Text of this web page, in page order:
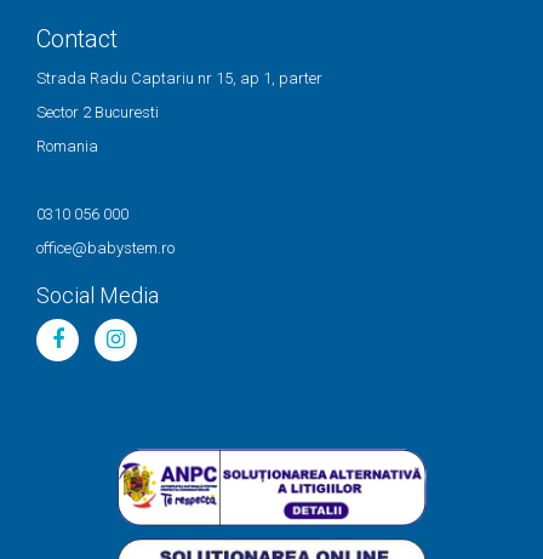
Contact
Strada Radu Captariu nr 15, ap 1, parter
Sector 2 Bucuresti
Romania
0310 056 000
office@babystem.ro
Social Media